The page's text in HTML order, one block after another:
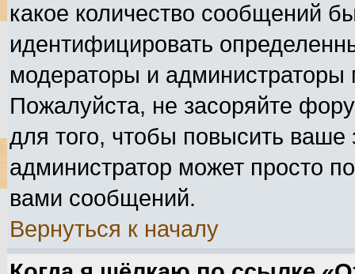
какое количество сообщений
идентифицировать
модераторы и администраторы
Пожалуйста, не засоряйте
для того, чтобы повысить ваше
администратор может просто
вами сообщений.
Вернуться к началу